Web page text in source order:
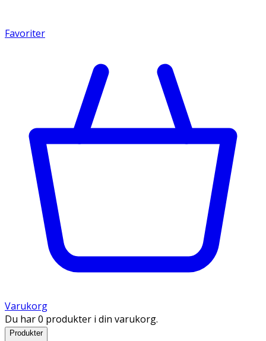
Favoriter
Varukorg
Du har 0 produkter i din varukorg.
Produkter